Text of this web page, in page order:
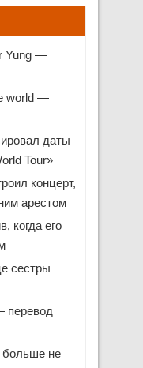
Yung —
world —
даты
Tour»
концерт,
арестом
когда его
сестры
перевод
не